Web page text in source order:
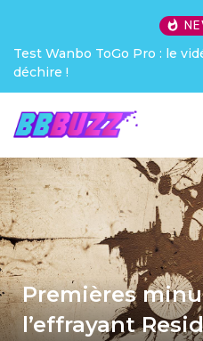
qui
Creative Pebble X :
Premières
l’effrayant